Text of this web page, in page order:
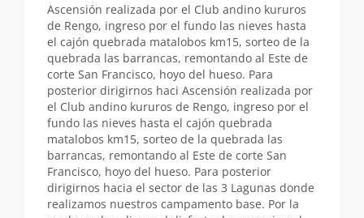
Ascensión realizada por el Club andino kururos
de Rengo, ingreso por el fundo las nieves hasta
el cajón quebrada matalobos km15, sorteo de la
quebrada las barrancas, remontando al Este de
corte San Francisco, hoyo del hueso. Para
posterior dirigirnos haci Ascensión realizada por
el Club andino kururos de Rengo, ingreso por el
fundo las nieves hasta el cajón quebrada
matalobos km15, sorteo de la quebrada las
barrancas, remontando al Este de corte San
Francisco, hoyo del hueso. Para posterior
dirigirnos hacia el sector de las 3 Lagunas donde
realizamos nuestros campamento base. Por la